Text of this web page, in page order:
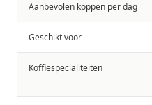
Aanbevolen koppen per dag
Geschikt voor
Koffiespecialiteiten